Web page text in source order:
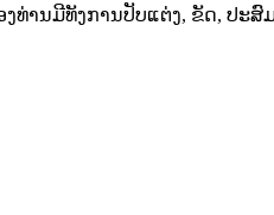
ທ່ານມີທັງການປັບແຕ່ງ, ຂັດ, ປະ